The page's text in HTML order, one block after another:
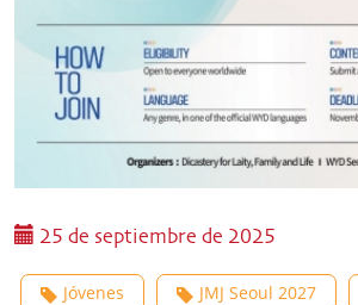
25 de septiembre de 2025
Jóvenes JMJ Seoul 2027